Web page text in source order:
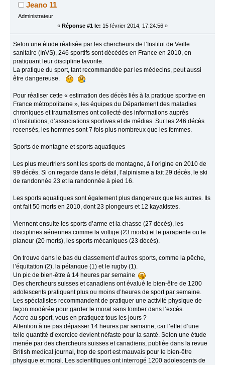
Jeano 11
Administrateur
« Réponse #1 le: 15 février 2014, 17:24:56 »
Selon une étude réalisée par les chercheurs de l’Institut de Veille
sanitaire (InVS), 246 sportifs sont décédés en France en 2010, en
pratiquant leur discipline favorite.
La pratique du sport, tant recommandée par les médecins, peut aussi
être dangereuse.
Pour réaliser cette « estimation des décès liés à la pratique sportive en
France métropolitaine », les équipes du Département des maladies
chroniques et traumatismes ont collecté des informations auprès
d’institutions, d’associations sportives et de médias. Sur les 246 décès
recensés, les hommes sont 7 fois plus nombreux que les femmes.
Sports de montagne et sports aquatiques
Les plus meurtriers sont les sports de montagne, à l’origine en 2010 de
99 décès. Si on regarde dans le détail, l’alpinisme a fait 29 décès, le ski
de randonnée 23 et la randonnée à pied 16.
Les sports aquatiques sont également plus dangereux que les autres. Ils
ont fait 50 morts en 2010, dont 23 plongeurs et 12 kayakistes.
Viennent ensuite les sports d’arme et la chasse (27 décès), les
disciplines aériennes comme la voltige (23 morts) et le parapente ou le
planeur (20 morts), les sports mécaniques (23 décès).
On trouve dans le bas du classement d’autres sports, comme la pêche,
l’équitation (2), la pétanque (1) et le rugby (1).
Un pic de bien-être à 14 heures par semaine
Des chercheurs suisses et canadiens ont évalué le bien-être de 1200
adolescents pratiquant plus ou moins d’heures de sport par semaine.
Les spécialistes recommandent de pratiquer une activité physique de
façon modérée pour garder le moral sans tomber dans l’excès.
Accro au sport, vous en pratiquez tous les jours ?
Attention à ne pas dépasser 14 heures par semaine, car l’effet d’une
telle quantité d’exercice devient néfaste pour la santé. Selon une étude
menée par des chercheurs suisses et canadiens, publiée dans la revue
British medical journal, trop de sport est mauvais pour le bien-être
physique et moral. Les scientifiques ont interrogé 1200 adolescents de